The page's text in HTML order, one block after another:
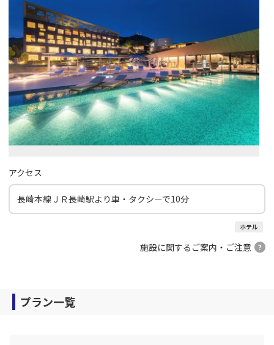
アクセス
長崎本線ＪＲ長崎駅より車・タクシーで10分
ホテル
施設に関するご案内・ご注意
プラン一覧